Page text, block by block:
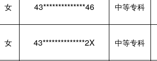
女 43**************46 中等专科
女 43**************2X 中等专科